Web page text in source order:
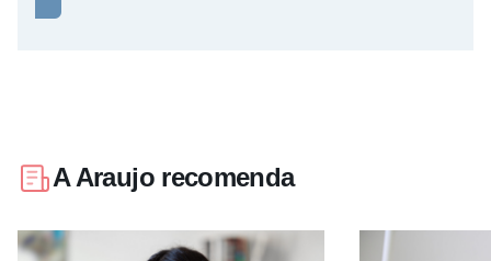
A Araujo recomenda